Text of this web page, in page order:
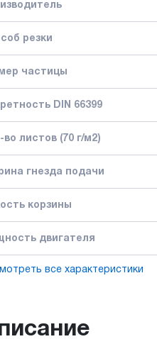
резки
частицы
DIN 66399
во листов (70 г/м2)
гнезда подачи
корзины
двигателя
все характеристики